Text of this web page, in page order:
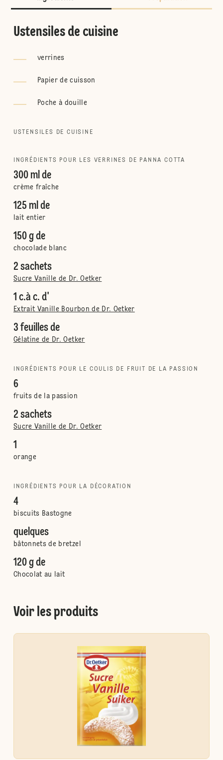
Ustensiles de cuisine
verrines
Papier de cuisson
Poche à douille
USTENSILES DE CUISINE
INGRÉDIENTS POUR LES VERRINES DE PANNA COTTA
300 ml de
crème fraîche
125 ml de
lait entier
150 g de
chocolade blanc
2 sachets
Sucre Vanille de Dr. Oetker
1 c.à c. d'
Extrait Vanille Bourbon de Dr. Oetker
3 feuilles de
Gélatine de Dr. Oetker
INGRÉDIENTS POUR LE COULIS DE FRUIT DE LA PASSION
6
fruits de la passion
2 sachets
Sucre Vanille de Dr. Oetker
1
orange
INGRÉDIENTS POUR LA DÉCORATION
4
biscuits Bastogne
quelques
bâtonnets de bretzel
120 g de
Chocolat au lait
Voir les produits